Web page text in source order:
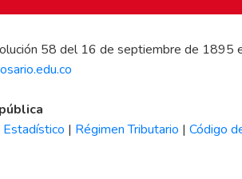
58 del 16 de septiembre de
| Régimen Tributario | Código